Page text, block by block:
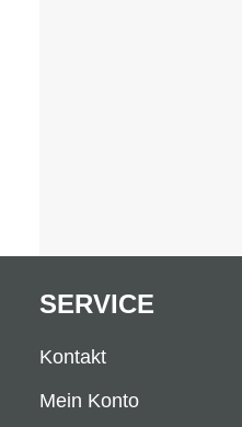
SERVICE
Kontakt
Mein Konto